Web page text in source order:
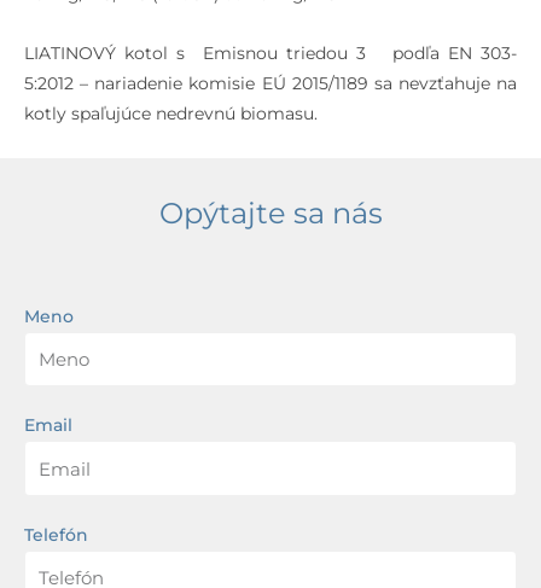
LIATINOVÝ kotol s Emisnou triedou 3 podľa EN 303-
5:2012 – nariadenie komisie EÚ 2015/1189 sa nevzťahuje na
kotly spaľujúce nedrevnú biomasu.
Opýtajte sa nás
Meno
Email
Telefón